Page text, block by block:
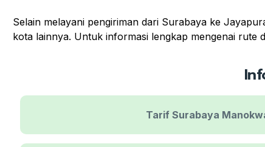
Selain melayani pengiriman dari Surabaya ke
kota lainnya. Untuk informasi lengkap mengenai rute
Tarif Surabaya